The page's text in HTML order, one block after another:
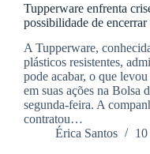
Tupperware enfrenta
possibilidade de encerrar
A Tupperware,
plásticos resistentes,
pode acabar, o que
em suas ações na Bolsa
segunda-feira. A
contratou…
Érica Santos